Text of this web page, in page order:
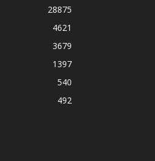
28875
4621
3679
1397
540
492